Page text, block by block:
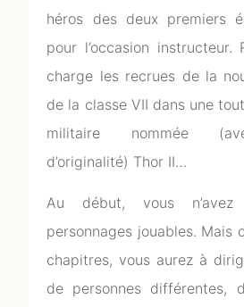
héros des deux premiers
pour l’occasion instructeur.
charge les recrues de la
de la classe VII dans une
militaire nommée
d’originalité) Thor II…
Au début, vous
personnages jouables. Mais
chapitres, vous aurez à
de personnes différentes,